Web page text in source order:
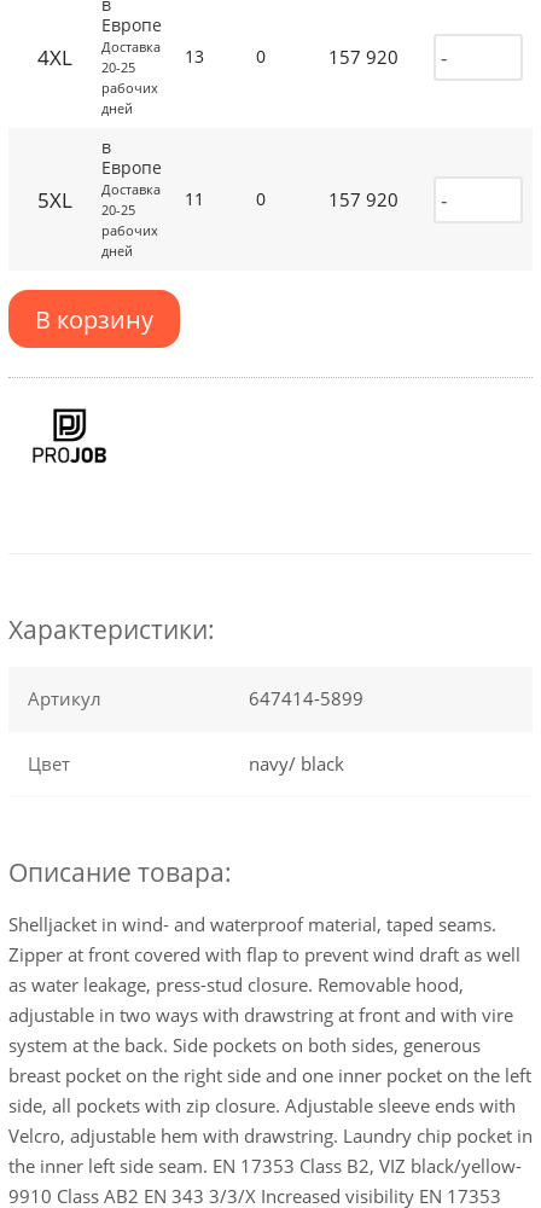
4XL
в
Европе
Доставка
20-25
рабочих
дней
13 0 157 920
5XL
в
Европе
Доставка
20-25
рабочих
дней
11 0 157 920
В корзину
Характеристики:
Артикул 647414-5899
Цвет navy/ black
Описание товара:
Shelljacket in wind- and waterproof material, taped seams.
Zipper at front covered with flap to prevent wind draft as well
as water leakage, press-stud closure. Removable hood,
adjustable in two ways with drawstring at front and with vire
system at the back. Side pockets on both sides, generous
breast pocket on the right side and one inner pocket on the left
side, all pockets with zip closure. Adjustable sleeve ends with
Velcro, adjustable hem with drawstring. Laundry chip pocket in
the inner left side seam. EN 17353 Class B2, VIZ black/yellow-
9910 Class AB2 EN 343 3/3/X Increased visibility EN 17353